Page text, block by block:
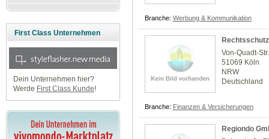
First Class Unternehmen
Dein Unternehmen hier?
Werde First Class Kunde!
Branche: Werbung & Kommunikation
Von-Quadt-
51069 Köln
NRW
Deutschland
Branche: Finanzen & Versicherungen
Regiondo